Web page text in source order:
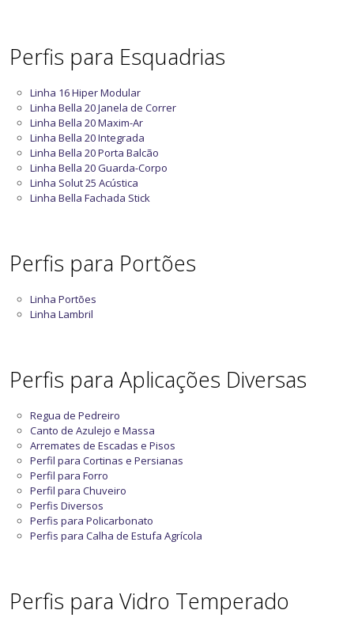
Perfis para Esquadrias
Linha 16 Hiper Modular
Linha Bella 20 Janela de Correr
Linha Bella 20 Maxim-Ar
Linha Bella 20 Integrada
Linha Bella 20 Porta Balcão
Linha Bella 20 Guarda-Corpo
Linha Solut 25 Acústica
Linha Bella Fachada Stick
Perfis para Portões
Linha Portões
Linha Lambril
Perfis para Aplicações Diversas
Regua de Pedreiro
Canto de Azulejo e Massa
Arremates de Escadas e Pisos
Perfil para Cortinas e Persianas
Perfil para Forro
Perfil para Chuveiro
Perfis Diversos
Perfis para Policarbonato
Perfis para Calha de Estufa Agrícola
Perfis para Vidro Temperado